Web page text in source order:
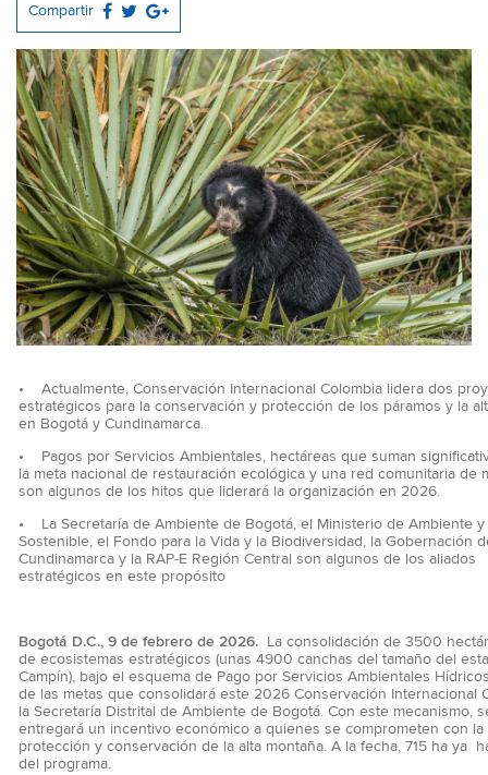
Compartir
• Actualmente, Conservación Internacional Colombia lidera dos
estratégicos para la conservación y protección de los páramos y la
en Bogotá y Cundinamarca.
• Pagos por Servicios Ambientales, hectáreas que suman
la meta nacional de restauración ecológica y una red comunitaria de
son algunos de los hitos que liderará la organización en 2026.
• La Secretaría de Ambiente de Bogotá, el Ministerio de Ambiente
Sostenible, el Fondo para la Vida y la Biodiversidad, la Gobernación
Cundinamarca y la RAP-E Región Central son algunos de los aliados
estratégicos en este propósito
Bogotá D.C., 9 de febrero de 2026. La consolidación de 3500
de ecosistemas estratégicos (unas 4900 canchas del tamaño del
Campín), bajo el esquema de Pago por Servicios Ambientales
de las metas que consolidará este 2026 Conservación Internacional
la Secretaría Distrital de Ambiente de Bogotá. Con este mecanismo,
entregará un incentivo económico a quienes se comprometen con la
protección y conservación de la alta montaña. A la fecha, 715 ha ya
del programa.